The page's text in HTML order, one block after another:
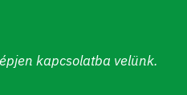
kapcsolatba velünk.